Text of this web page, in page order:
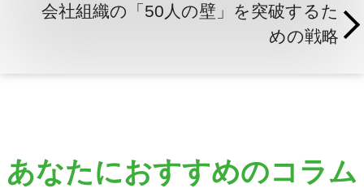
会社組織の「50人の壁」を突破するた
めの戦略
あなたにおすすめのコラム